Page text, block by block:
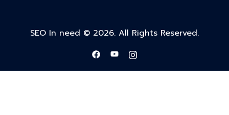
SEO In need © 2026. All Rights Reserved.